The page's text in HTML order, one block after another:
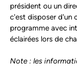
président ou un
c'est disposer d'un
programme avec
éclairées lors de
Note : les